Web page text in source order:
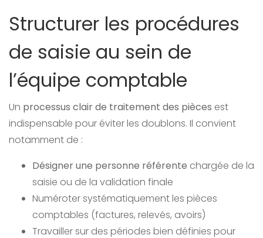
Structurer les procédures
de saisie au sein de
l’équipe comptable
Un processus clair de traitement des pièces est
indispensable pour éviter les doublons. Il convient
notamment de :
Désigner une personne référente chargée de la
saisie ou de la validation finale
Numéroter systématiquement les pièces
comptables (factures, relevés, avoirs)
Travailler sur des périodes bien définies pour